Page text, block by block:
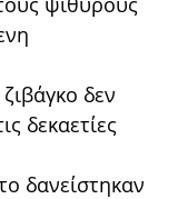
δεν
δεκαετίες
δανείστηκαν